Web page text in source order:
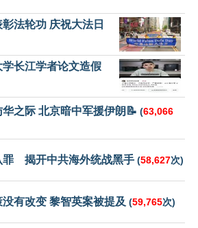
法轮功 庆祝大法日
长江学者论文造假
之际 北京暗中军援伊朗📝 (63,066
罪 揭开中共海外统战黑手 (58,627次)
有改变 黎智英案被提及 (59,765次)